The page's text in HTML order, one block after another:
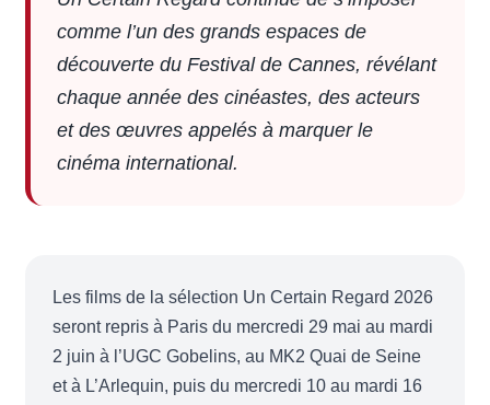
comme l’un des grands espaces de
découverte du Festival de Cannes, révélant
chaque année des cinéastes, des acteurs
et des œuvres appelés à marquer le
cinéma international.
Les films de la sélection Un Certain Regard 2026
seront repris à Paris du mercredi 29 mai au mardi
2 juin à l’UGC Gobelins, au MK2 Quai de Seine
et à L’Arlequin, puis du mercredi 10 au mardi 16